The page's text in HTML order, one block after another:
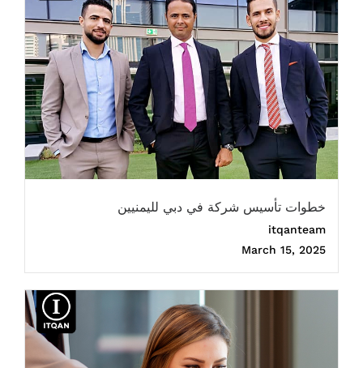
خطوات تأسيس شركة في دبي لليمنيين
itqanteam
March 15, 2025